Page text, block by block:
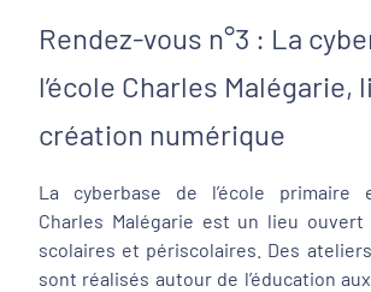
Rendez-vous n°3 : La
l’école Charles Malégarie,
création numérique
La cyberbase de l’école primaire
Charles Malégarie est un lieu
scolaires et périscolaires. Des
sont réalisés autour de l’éducation